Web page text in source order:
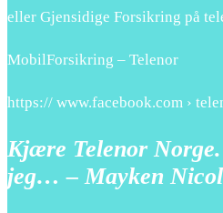
eller Gjensidige Forsikring på
MobilForsikring – Telenor
https:// www.facebook.com ›
Kjære Telenor
jeg… – Mayken